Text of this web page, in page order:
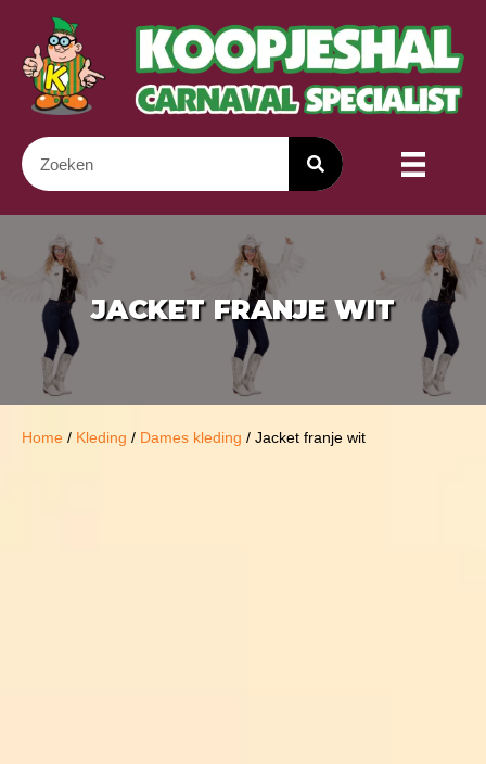
JACKET FRANJE WIT
Home / Kleding / Dames kleding / Jacket franje wit